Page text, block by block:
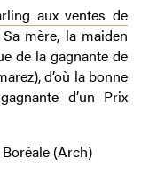
aux ventes de
Sa mère, la maiden
de la gagnante de
d’où la bonne
d’un Prix
(Arch)